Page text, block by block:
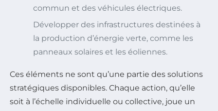
commun et des véhicules électriques.
Développer des infrastructures destinées à
la production d’énergie verte, comme les
panneaux solaires et les éoliennes.
Ces éléments ne sont qu’une partie des solutions
stratégiques disponibles. Chaque action, qu’elle
soit à l’échelle individuelle ou collective, joue un